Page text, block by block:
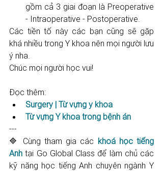
gồm cả 3 giai đoạn là Preoperative
- Intraoperative - Postoperative.
Các tiền tố này các bạn cũng sẽ gặp
khá nhiều trong Y khoa nên mọi người lưu
ý nha.
Chúc mọi người học vui!
Đọc thêm:
Surgery | Từ vựng y khoa
Từ vựng Y khoa trong bệnh án
---
🔷 Cùng tham gia các khoá học tiếng
Anh tại Go Global Class để làm chủ các
kỹ năng học tiếng Anh chuyên ngành Y